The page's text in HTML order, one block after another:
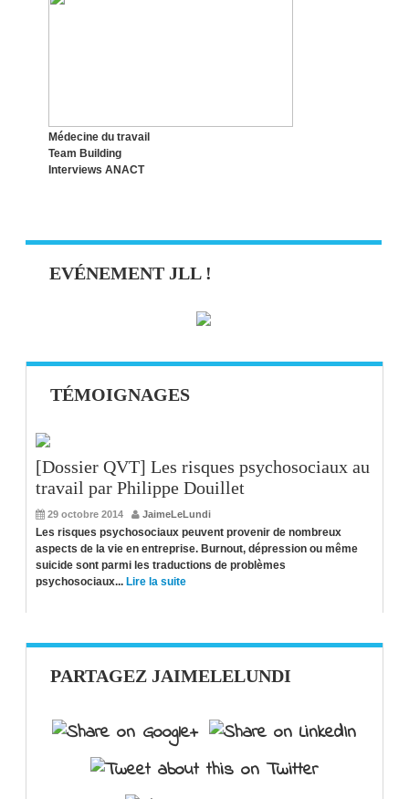
Médecine du travail
Team Building
Interviews ANACT
EVÉNEMENT JLL !
TÉMOIGNAGES
[Dossier QVT] Les risques psychosociaux au
travail par Philippe Douillet
29 octobre 2014 JaimeLeLundi
Les risques psychosociaux peuvent provenir de nombreux
aspects de la vie en entreprise. Burnout, dépression ou même
suicide sont parmi les traductions de problèmes
psychosociaux... Lire la suite
PARTAGEZ JAIMELELUNDI